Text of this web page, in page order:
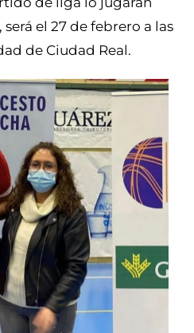
el 27 de febrero a las
de Ciudad Real.